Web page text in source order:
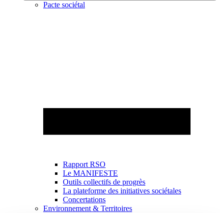
Pacte sociétal
Rapport RSO
Le MANIFESTE
Outils collectifs de progrès
La plateforme des initiatives sociétales
Concertations
Environnement & Territoires